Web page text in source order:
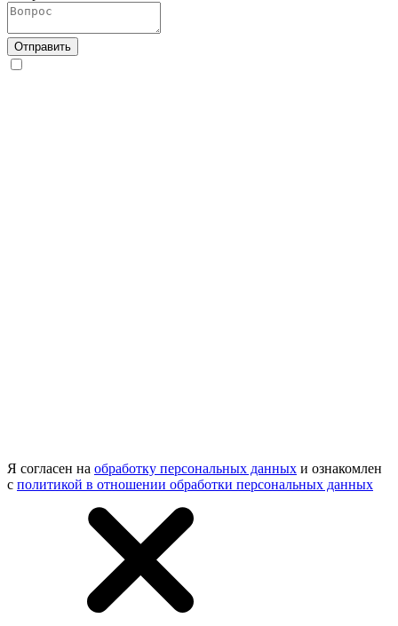
Отправить
Я согласен на обработку персональных данных и ознакомлен
с политикой в отношении обработки персональных данных